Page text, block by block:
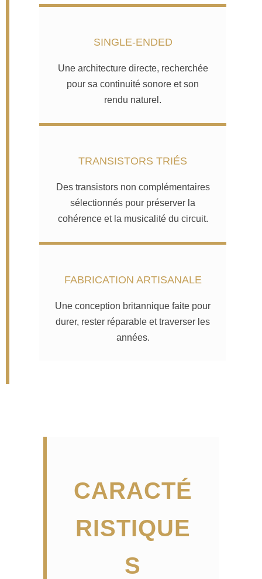
SINGLE-ENDED
Une architecture directe, recherchée
pour sa continuité sonore et son
rendu naturel.
TRANSISTORS TRIÉS
Des transistors non complémentaires
sélectionnés pour préserver la
cohérence et la musicalité du circuit.
FABRICATION ARTISANALE
Une conception britannique faite pour
durer, rester réparable et traverser les
années.
CARACTÉ
RISTIQUE
S